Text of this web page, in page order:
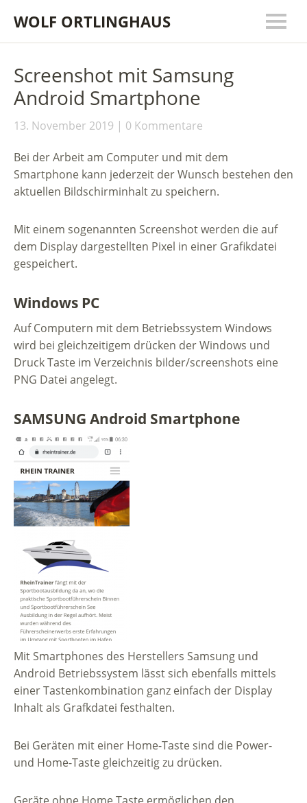
WOLF ORTLINGHAUS
Screenshot mit Samsung
Android Smartphone
13. November 2019 0 Kommentare
Bei der Arbeit am Computer und mit dem
Smartphone kann jederzeit der Wunsch bestehen den
aktuellen Bildschirminhalt zu speichern.
Mit einem sogenannten Screenshot werden die auf
dem Display dargestellten Pixel in einer Grafikdatei
gespeichert.
Windows PC
Auf Computern mit dem Betriebssystem Windows
wird bei gleichzeitigem drücken der Windows und
Druck Taste im Verzeichnis bilder/screenshots eine
PNG Datei angelegt.
SAMSUNG Android Smartphone
Mit Smartphones des Herstellers Samsung und
Android Betriebssystem lässt sich ebenfalls mittels
einer Tastenkombination ganz einfach der Display
Inhalt als Grafkdatei festhalten.
Bei Geräten mit einer Home-Taste sind die Power-
und Home-Taste gleichzeitig zu drücken.